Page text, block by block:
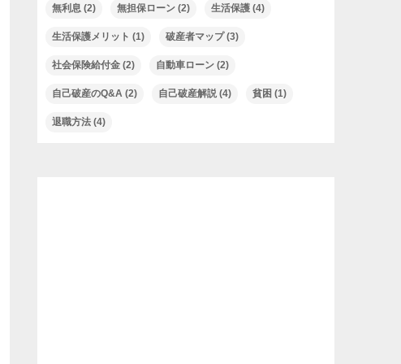
無利息 (2) 無担保ローン (2) 生活保護 (4)
生活保護メリット (1) 破産者マップ(3)
社会保険給付金 (2) 自動車ローン (2)
自己破産のQ&A (2) 自己破産解説 (4) 貧困 (1)
退職方法 (4)